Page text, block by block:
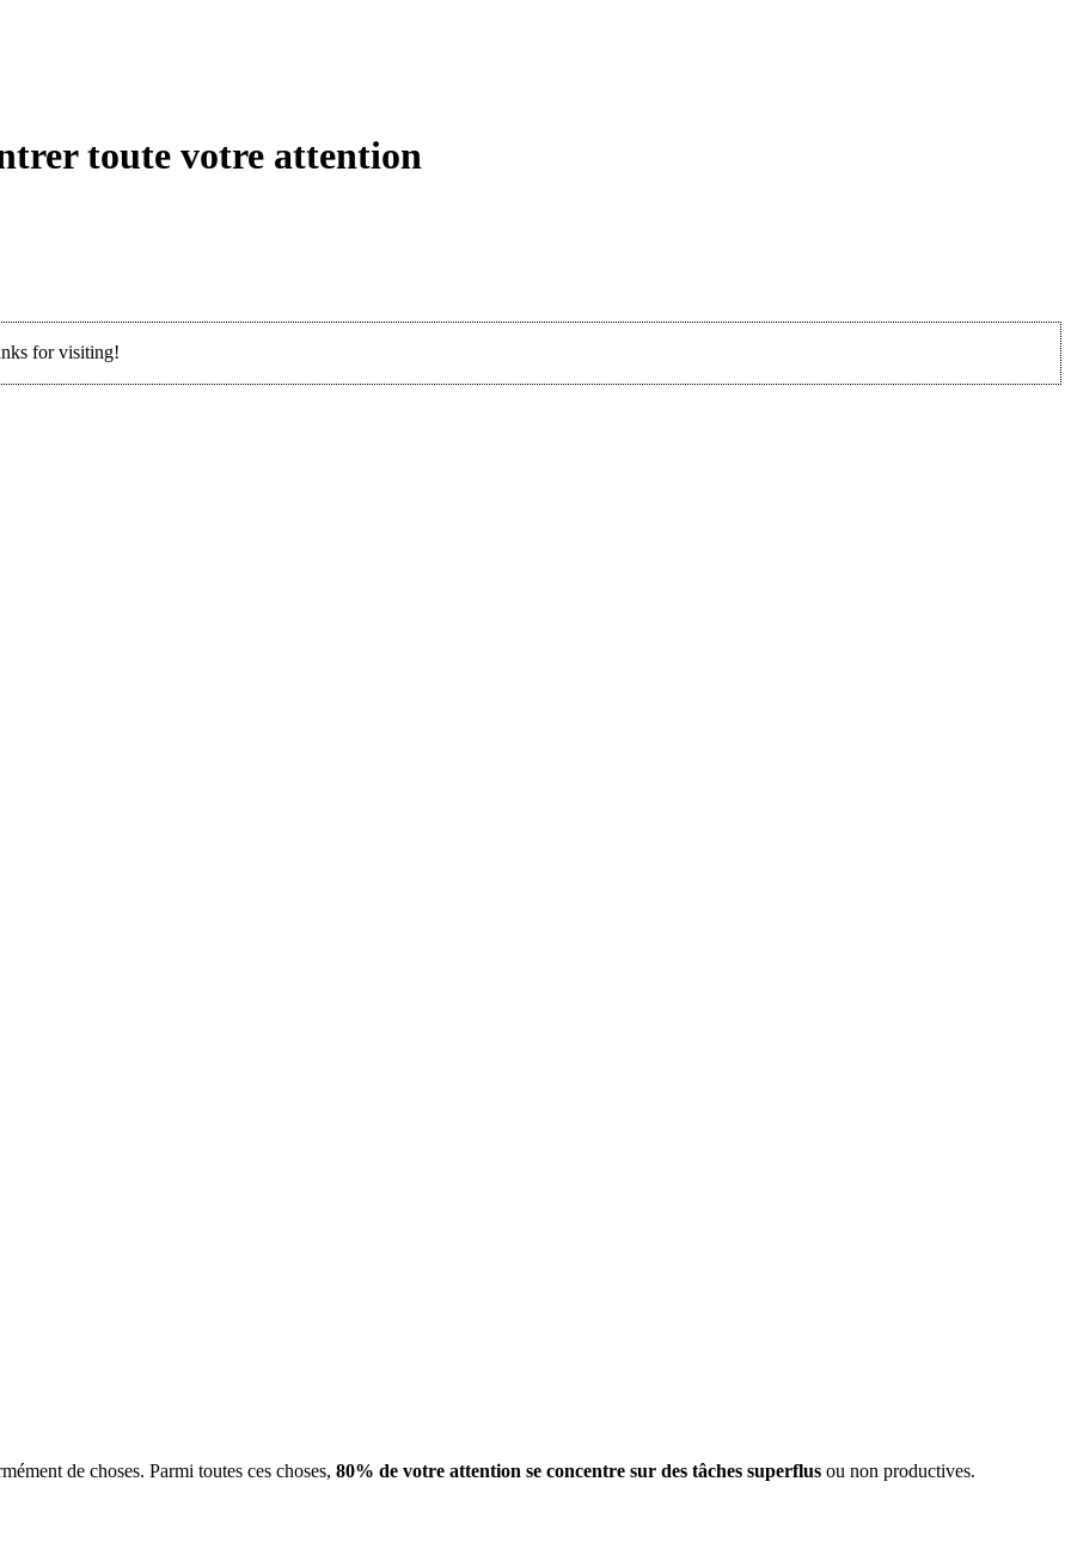
toute votre attention
for visiting!
de choses. Parmi toutes ces choses, 80% de votre attention se concentre sur des tâches superflus ou non productives.